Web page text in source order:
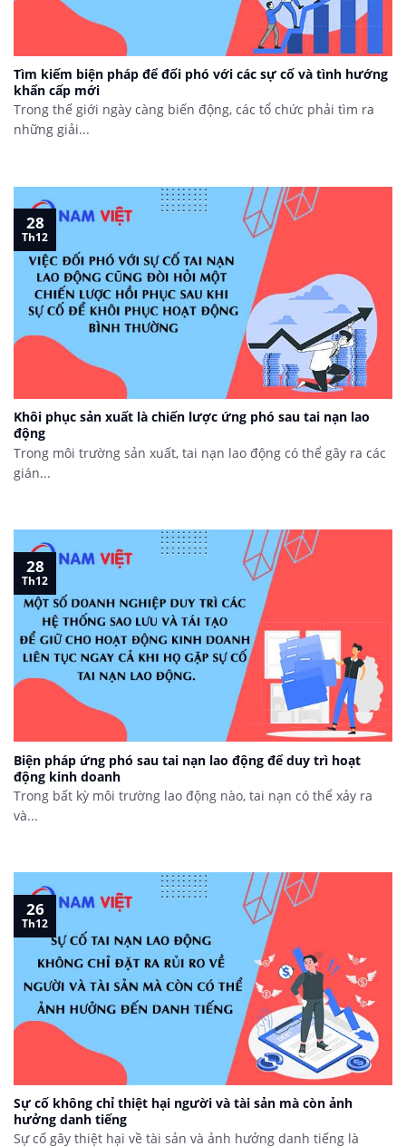
Tìm kiếm biện pháp để đối phó với các sự cố và tình hướng
khẩn cấp mới
Trong thế giới ngày càng biến động, các tổ chức phải tìm ra
những giải...
Khôi phục sản xuất là chiến lược ứng phó sau tai nạn lao
động
Trong môi trường sản xuất, tai nạn lao động có thể gây ra các
gián...
28
Th12
Biện pháp ứng phó sau tai nạn lao động để duy trì hoạt
động kinh doanh
Trong bất kỳ môi trường lao động nào, tai nạn có thể xảy ra
và...
28
Th12
Sự cố không chỉ thiệt hại người và tài sản mà còn ảnh
hưởng danh tiếng
Sự cố gây thiệt hại về tài sản và ảnh hưởng danh tiếng là
26
Th12